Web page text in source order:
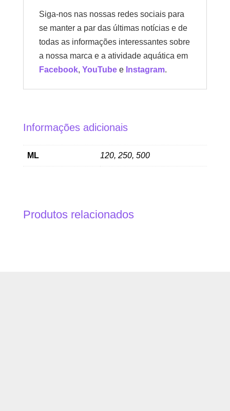
Siga-nos nas nossas redes sociais para
se manter a par das últimas notícias e de
todas as informações interessantes sobre
a nossa marca e a atividade aquática em
Facebook, YouTubee Instagram.
Informações adicionais
ML 120, 250, 500
Produtos relacionados